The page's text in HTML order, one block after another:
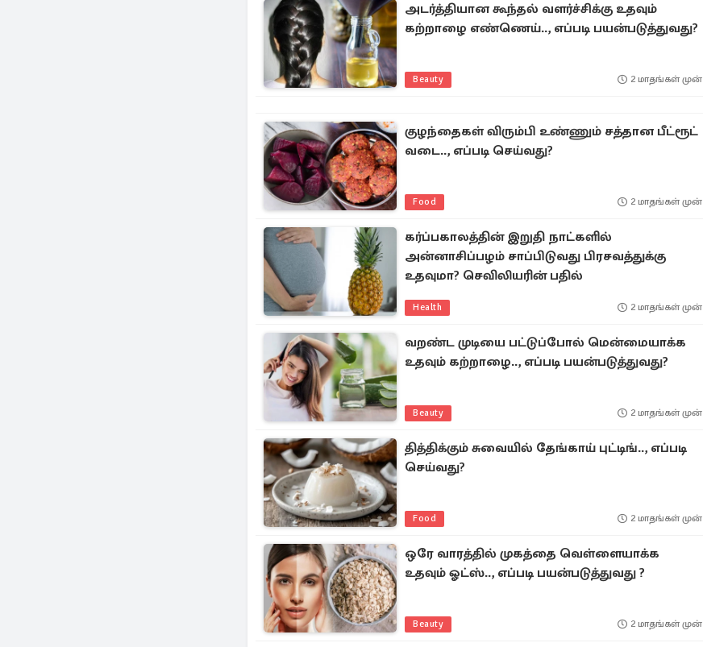
அடர்த்தியான கூந்தல் வளர்ச்சிக்கு உதவும்
கற்றாழை எண்ணெய்.., எப்படி பயன்படுத்துவது?
Beauty 2 மாதங்கள் முன்
குழந்தைகள் விரும்பி உண்ணும் சத்தான பீட்ரூட்
வடை.., எப்படி செய்வது?
Food 2 மாதங்கள் முன்
கர்ப்பகாலத்தின் இறுதி நாட்களில்
அன்னாசிப்பழம் சாப்பிடுவது பிரசவத்துக்கு
உதவுமா? செவிலியரின் பதில்
Health 2 மாதங்கள் முன்
வறண்ட முடியை பட்டுப்போல் மென்மையாக்க
உதவும் கற்றாழை.., எப்படி பயன்படுத்துவது?
Beauty 2 மாதங்கள் முன்
தித்திக்கும் சுவையில் தேங்காய் புட்டிங்.., எப்படி
செய்வது?
Food 2 மாதங்கள் முன்
ஒரே வாரத்தில் முகத்தை வெள்ளையாக்க
உதவும் ஓட்ஸ்.., எப்படி பயன்படுத்துவது ?
Beauty 2 மாதங்கள் முன்